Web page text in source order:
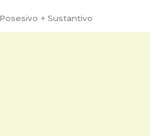
+ Sustantivo